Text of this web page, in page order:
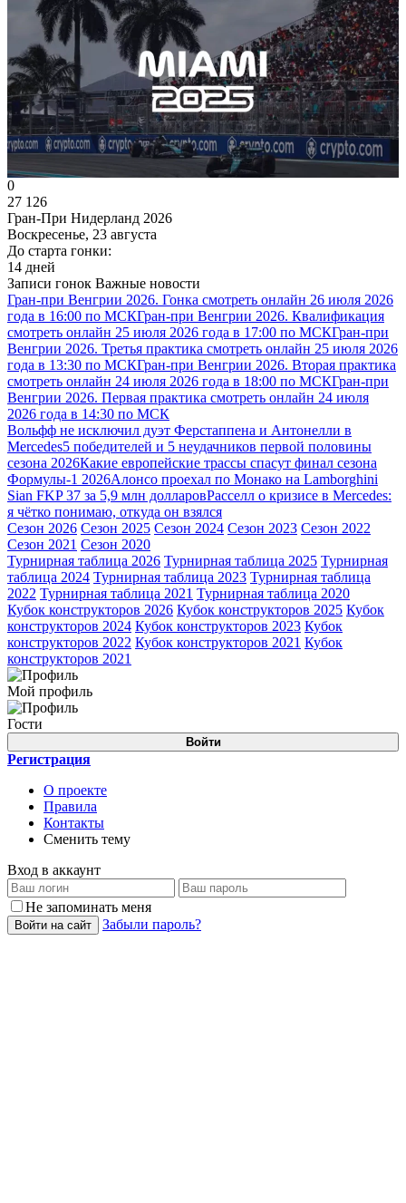
0
27 126
Гран-При Нидерланд 2026
Воскресенье, 23 августа
До старта гонки:
14 дней
Записи гонок Важные новости
Гран-при Венгрии 2026. Гонка смотреть онлайн 26 июля 2026
года в 16:00 по МСКГран-при Венгрии 2026. Квалификация
смотреть онлайн 25 июля 2026 года в 17:00 по МСКГран-при
Венгрии 2026. Третья практика смотреть онлайн 25 июля 2026
года в 13:30 по МСКГран-при Венгрии 2026. Вторая практика
смотреть онлайн 24 июля 2026 года в 18:00 по МСКГран-при
Венгрии 2026. Первая практика смотреть онлайн 24 июля
2026 года в 14:30 по МСК
Вольфф не исключил дуэт Ферстаппена и Антонелли в
Mercedes5 победителей и 5 неудачников первой половины
сезона 2026Какие европейские трассы спасут финал сезона
Формулы-1 2026Алонсо проехал по Монако на Lamborghini
Sian FKP 37 за 5,9 млн долларовРасселл о кризисе в Mercedes:
я чётко понимаю, откуда он взялся
Сезон 2026 Сезон 2025 Сезон 2024 Сезон 2023 Сезон 2022
Сезон 2021 Сезон 2020
Турнирная таблица 2026 Турнирная таблица 2025 Турнирная
таблица 2024 Турнирная таблица 2023 Турнирная таблица
2022 Турнирная таблица 2021 Турнирная таблица 2020
Кубок конструкторов 2026 Кубок конструкторов 2025 Кубок
конструкторов 2024 Кубок конструкторов 2023 Кубок
конструкторов 2022 Кубок конструкторов 2021 Кубок
конструкторов 2021
Мой профиль
Гости
Войти
Регистрация
О проекте
Правила
Контакты
Сменить тему
Вход в аккаунт
Не запоминать меня
Войти на сайт Забыли пароль?